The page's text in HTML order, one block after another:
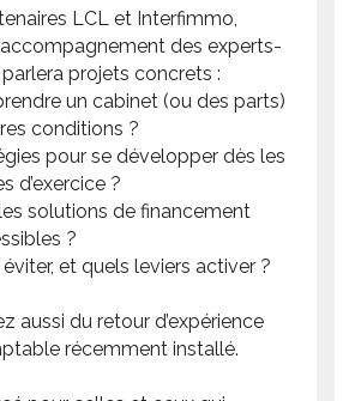
LCL et Interfimmo
des experts-
projets concrets :
un cabinet (ou des parts)
conditions ?
pour se développer dès les
d’exercice ?
solutions de financement
?
et quels leviers activer ?
aussi du retour d’expérience
récemment installé.